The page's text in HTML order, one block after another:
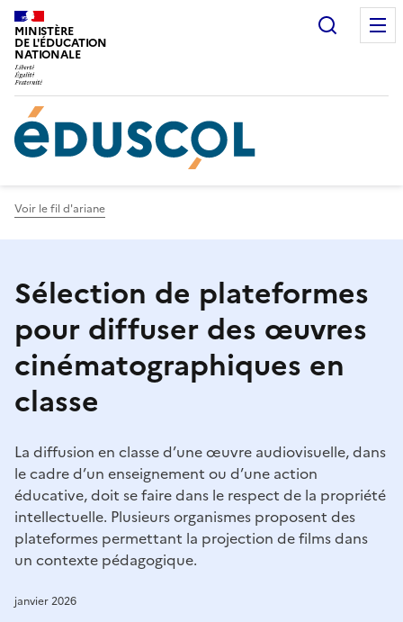
Gestion de vos préférences sur les cookies
MINISTÈRE
DE L'ÉDUCATION
NATIONALE
Voir le fil d'ariane
Sélection de plateformes
pour diffuser des œuvres
cinématographiques en
classe
La diffusion en classe d’une œuvre audiovisuelle, dans
le cadre d’un enseignement ou d’une action
éducative, doit se faire dans le respect de la propriété
intellectuelle. Plusieurs organismes proposent des
plateformes permettant la projection de films dans
un contexte pédagogique.
janvier 2026